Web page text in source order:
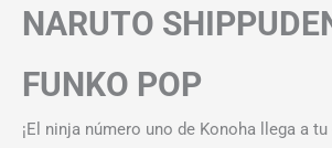
NARUTO
FUNKO POP
¡El ninja número uno de Konoha llega a